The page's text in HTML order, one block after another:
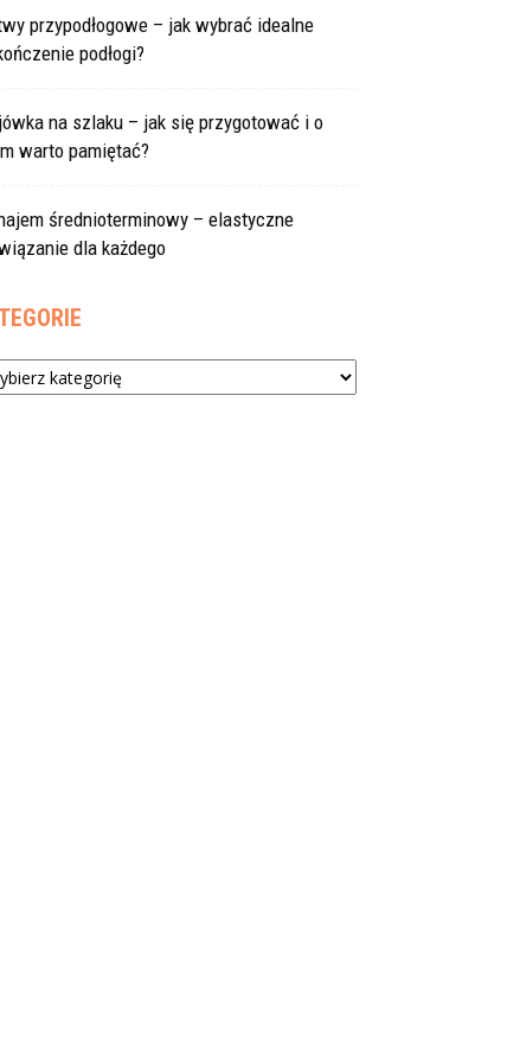
przypodłogowe – jak wybrać idealne
podłogi?
na szlaku – jak się przygotować i o
warto pamiętać?
średnioterminowy – elastyczne
dla każdego